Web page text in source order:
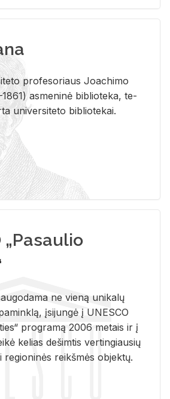
pro­fe­so­riaus Jo­a­chi­mo
as­me­ni­nė bi­b­lio­te­ka, te­
uni­ver­si­te­to bi­b­lio­te­kai.
„Pasaulio
ne vieną unikalų
įsijungė į UNESCO
programą 2006 metais ir į
kelias dešimtis vertingiausių
regioninės reikšmės objektų.